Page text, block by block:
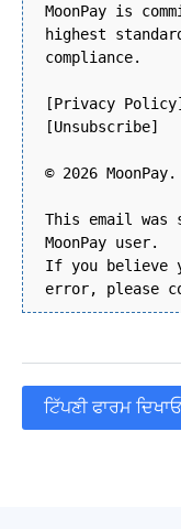
MoonPay is
highest
compliance.
[Privacy
[Unsubscribe]
© 2026
This email was
MoonPay user.
If you believe
error, please
ਟਿੱਪਣੀ ਫਾਰਮ